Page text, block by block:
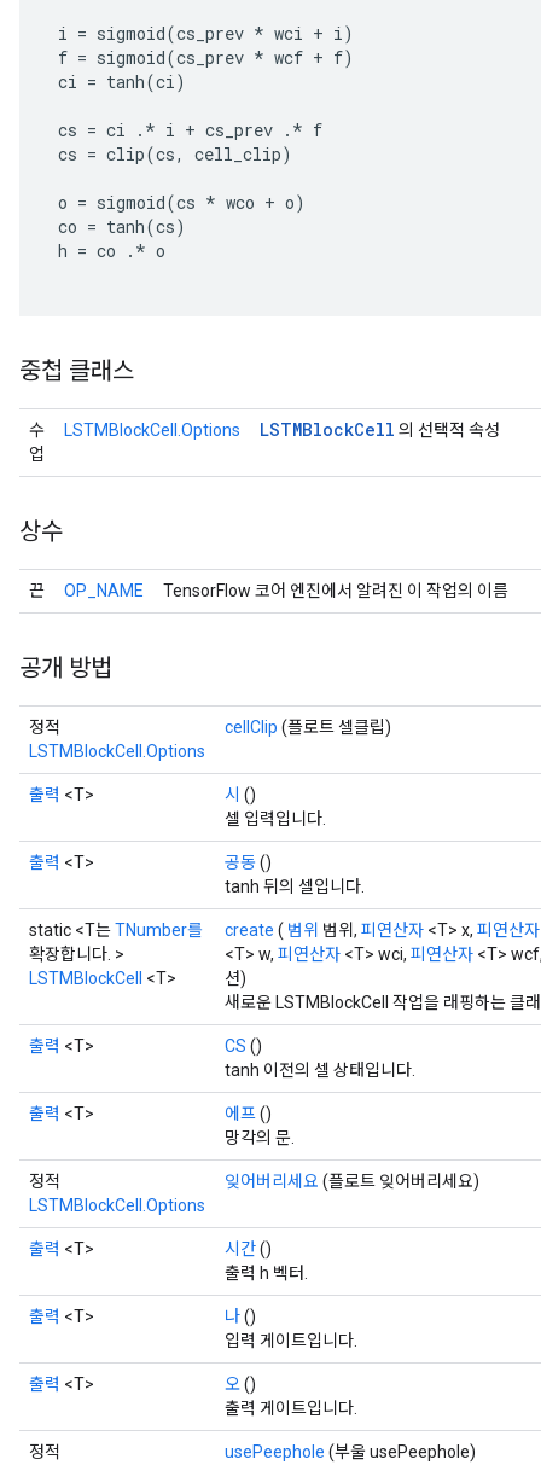
i = sigmoid(cs_prev * wci + i)
f = sigmoid(cs_prev * wcf + f)
ci = tanh(ci)
cs = ci . * i + cs_prev . * f
cs = clip(cs, cell_clip)
o = sigmoid(cs * wco + o)
co = tanh(cs)
h = co . * o
중첩 클래스
수
업
LSTMBlockCell.Options LSTMBlockCell 의 선택적 속성
상수
끈 OP_NAME TensorFlow 코어 엔진에서 알려진 이 작업의 이름
공개 방법
정적
LSTMBlockCell.Options
cellClip (플로트 셀클립)
출력 <T> 시 ()
셀 입력입니다.
출력 <T> 공동()
tanh 뒤의 셀입니다.
static <T는TNumber를
확장합니다. >
LSTMBlockCell
<T>
create ( 범위 범위, 피연산자 <T> x, 피연산자
<T> w, 피연산자 <T> wci, 피연산자 <T>
션)
새로운 LSTMBlockCell 작업을 래핑하는 클
출력 <T> CS ()
tanh 이전의 셀 상태입니다.
출력 <T> 에프()
망각의 문.
정적
LSTMBlockCell.Options
잊어버리세요 (플로트 잊어버리세요)
출력 <T> 시간()
출력 h 벡터.
출력 <T> 나()
입력 게이트입니다.
출력 <T> 오()
출력 게이트입니다.
정적
usePeephole (부울 usePeephole)